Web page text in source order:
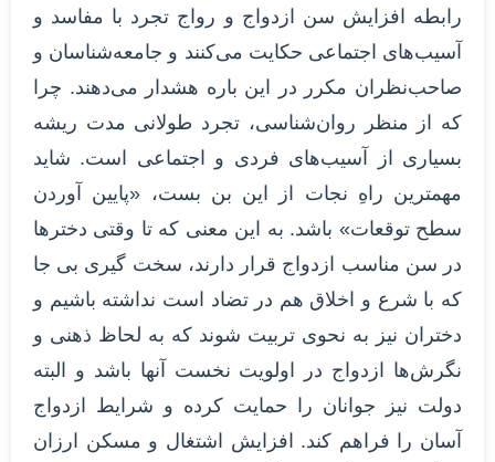
رابطه افزایش سن ازدواج و رواج تجرد با مفاسد و
آسیب‌های اجتماعی حکایت می‌کنند و جامعه‌شناسان و
صاحب‌نظران مکرر در این باره هشدار می‌دهند. چرا
که از منظر روان‌شناسی، تجرد طولانی مدت ریشه
بسیاری از آسیب‌های فردی و اجتماعی است. شاید
مهمترین راهِ نجات از این بن بست، «پایین آوردن
سطح توقعات» باشد. به این معنی که تا وقتی دخترها
در سن مناسب ازدواج قرار دارند، سخت گیری بی جا
که با شرع و اخلاق هم در تضاد است نداشته باشیم و
دختران نیز به نحوی تربیت شوند که به لحاظ ذهنی و
نگرش‌ها ازدواج در اولویت نخست آنها باشد و البته
دولت نیز جوانان را حمایت کرده و شرایط ازدواج
آسان را فراهم کند. افزایش اشتغال و مسکن ارزان